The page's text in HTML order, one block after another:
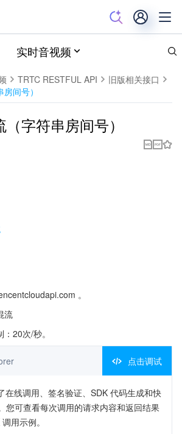
实时音视频
TRTC RESTFUL API
旧版相关接口
间号）
字符串房间号）
。
流
20次/秒。
点击调试
在线调用、签名验证、SDK 代码生成和快
您可查看每次调用的请求内容和返回结果
用示例。